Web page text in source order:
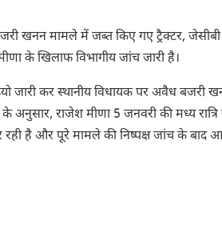
खनन मामले में जब्त किए गए ट्रैक्टर,
के खिलाफ विभागीय जांच जारी है।
जारी कर स्थानीय विधायक पर अवैध बजरी
अनुसार, राजेश मीणा 5 जनवरी की मध्य
है और पूरे मामले की निष्पक्ष जांच के बाद